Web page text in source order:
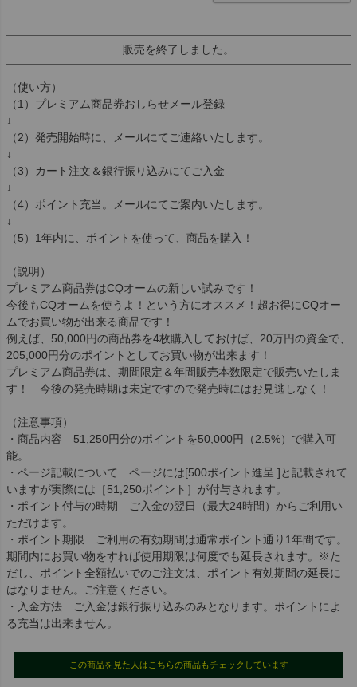
販売を終了しました。
（使い方）
（1）プレミアム商品券おしらせメール登録
↓
（2）発売開始時に、メールにてご連絡いたします。
↓
（3）カート注文＆銀行振り込みにてご入金
↓
（4）ポイント充当。メールにてご案内いたします。
↓
（5）1年内に、ポイントを使って、商品を購入！
（説明）
プレミアム商品券はCQオームの新しい試みです！
今後もCQオームを使うよ！という方にオススメ！超お得にCQオー
ムでお買い物が出来る商品です！
例えば、50,000円の商品券を4枚購入しておけば、20万円の資金で、
205,000円分のポイントとしてお買い物が出来ます！
プレミアム商品券は、期間限定＆年間販売本数限定で販売いたしま
す！ 今後の発売時期は未定ですので発売時にはお見逃しなく！
（注意事項）
・商品内容 51,250円分のポイントを50,000円（2.5%）で購入可
能。
・ページ記載について ページには[500ポイント進呈 ]と記載されて
いますが実際には［51,250ポイント］が付与されます。
・ポイント付与の時期 ご入金の翌日（最大24時間）からご利用い
ただけます。
・ポイント期限 ご利用の有効期間は通常ポイント通り1年間です。
期間内にお買い物をすれば使用期限は何度でも延長されます。※た
だし、ポイント全額払いでのご注文は、ポイント有効期間の延長に
はなりません。ご注意ください。
・入金方法 ご入金は銀行振り込みのみとなります。ポイントによ
る充当は出来ません。
この商品を見た人はこちらの商品もチェックしています